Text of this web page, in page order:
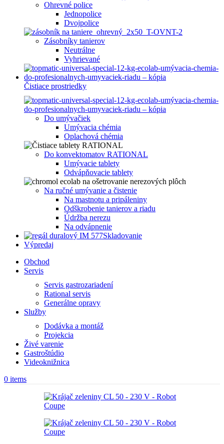
Ohrevné police
Jednopolice
Dvojpolice
Zásobníky tanierov
Neutrálne
Vyhrievané
Čistiace prostriedky
Do umývačiek
Umývacia chémia
Oplachová chémia
Do konvektomatov RATIONAL
Umývacie tablety
Odvápňovacie tablety
Na ručné umývanie a čistenie
Na mastnotu a pripáleniny
Odškrobenie tanierov a riadu
Údržba nerezu
Na odvápnenie
Skladovanie
Výpredaj
Obchod
Servis
Servis gastrozariadení
Rational servis
Generálne opravy
Služby
Dodávka a montáž
Projekcia
Živé varenie
Gastroštúdio
Videoknižnica
0 items